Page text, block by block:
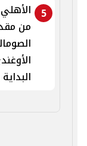
5
من